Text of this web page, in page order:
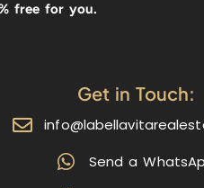
free for you.
Get in Touch:
Send a